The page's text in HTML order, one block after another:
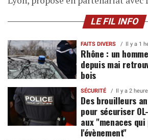
LE FIL INFO
FAITS DIVERS Il y a 1
Rhône : un
depuis mai
bois
SÉCURITÉ Il y a 2
Des brouilleurs
pour sécuriser
aux "menaces
l'évènement"